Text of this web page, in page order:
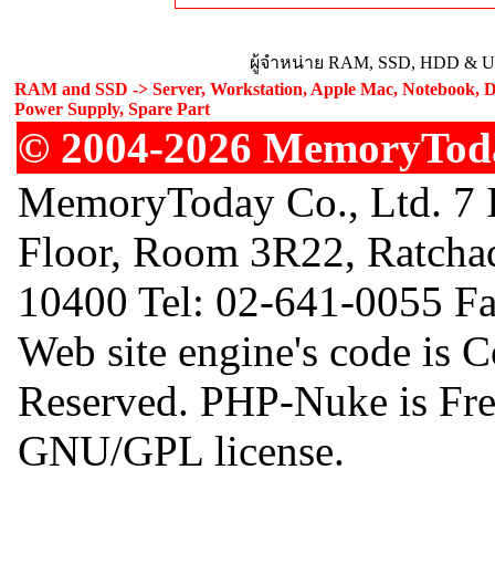
ผู้จำหน่าย RAM, SSD, HDD &
RAM and SSD -> Server, Workstation, Apple Mac, Notebook,
Power Supply, Spare Part
© 2004-2026
MemoryToday Co., Ltd.
Floor, Room 3R22,
10400 Tel: 02-641-0055
Web site engine's code is
Reserved. PHP-Nuke is
GNU/GPL license.